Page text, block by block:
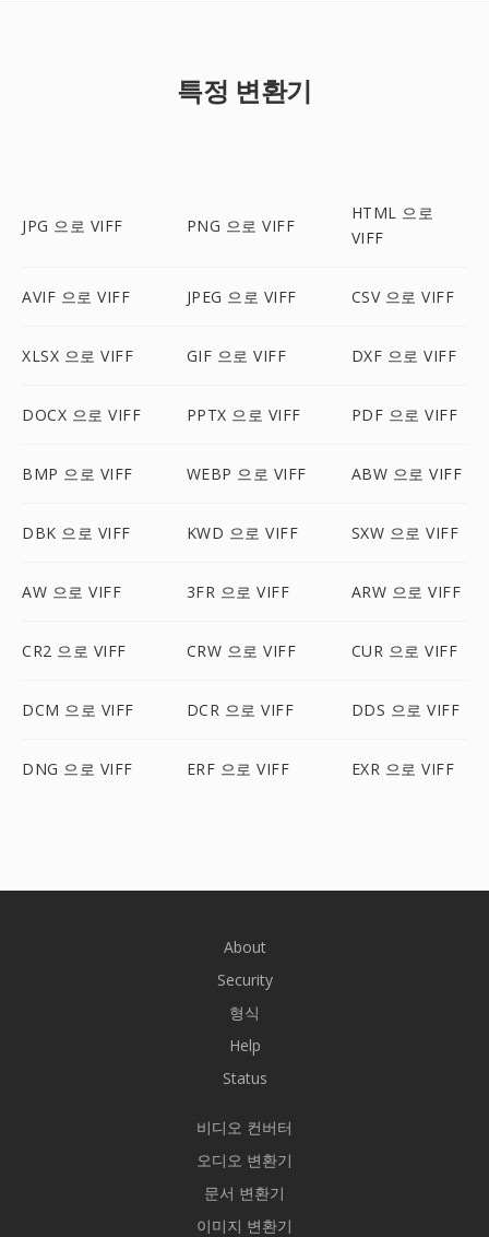
특정 변환기
JPG 으로 VIFF PNG 으로 VIFF
HTML 으로
VIFF
AVIF 으로 VIFF JPEG 으로 VIFF CSV 으로 VIFF
XLSX 으로 VIFF GIF 으로 VIFF DXF 으로 VIFF
DOCX 으로 VIFF PPTX 으로 VIFF PDF 으로 VIFF
BMP 으로 VIFF WEBP 으로 VIFF ABW 으로 VIFF
DBK 으로 VIFF KWD 으로 VIFF SXW 으로 VIFF
AW 으로 VIFF 3FR 으로 VIFF ARW 으로 VIFF
CR2 으로 VIFF CRW 으로 VIFF CUR 으로 VIFF
DCM 으로 VIFF DCR 으로 VIFF DDS 으로 VIFF
DNG 으로 VIFF ERF 으로 VIFF EXR 으로 VIFF
About
Security
형식
Help
Status
비디오 컨버터
오디오 변환기
문서 변환기
이미지 변환기